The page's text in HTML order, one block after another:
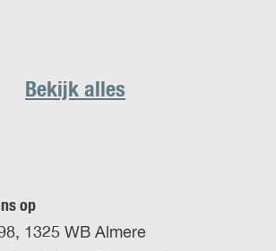
Bekijk alles
op
1325 WB Almere